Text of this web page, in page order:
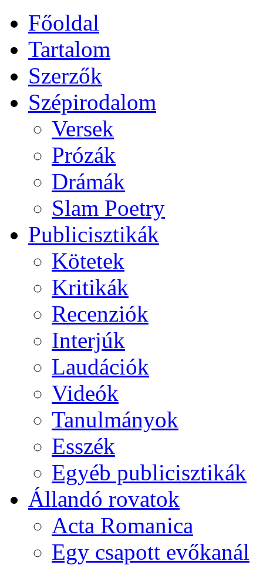
Főoldal
Tartalom
Szerzők
Szépirodalom
Versek
Prózák
Drámák
Slam Poetry
Publicisztikák
Kötetek
Kritikák
Recenziók
Interjúk
Laudációk
Videók
Tanulmányok
Esszék
Egyéb publicisztikák
Állandó rovatok
Acta Romanica
Egy csapott evőkanál